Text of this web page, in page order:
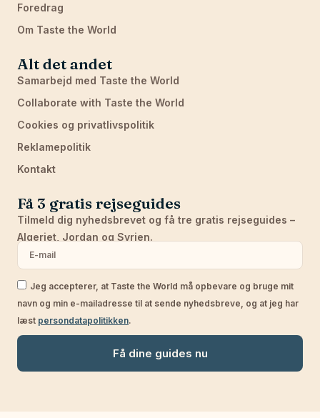
Foredrag
Om Taste the World
Alt det andet
Samarbejd med Taste the World
Collaborate with Taste the World
Cookies og privatlivspolitik
Reklamepolitik
Kontakt
Få 3 gratis rejseguides
Tilmeld dig nyhedsbrevet og få tre gratis rejseguides –
Algeriet, Jordan og Syrien.
Jeg accepterer, at Taste the World må opbevare og bruge mit
navn og min e-mailadresse til at sende nyhedsbreve, og at jeg har
læst persondatapolitikken.
Få dine guides nu